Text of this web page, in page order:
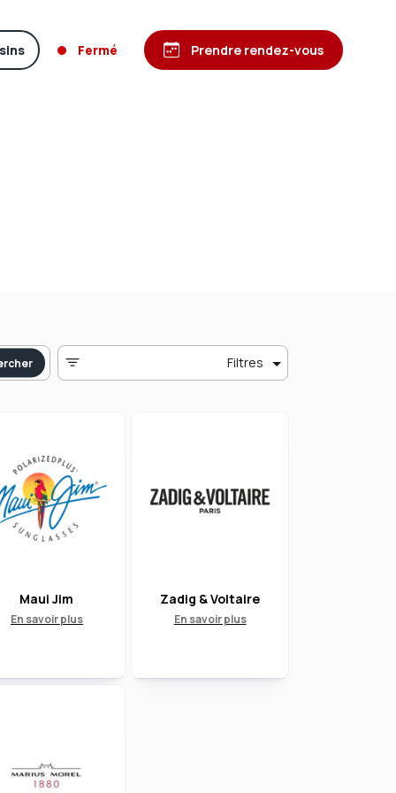
Fermé Prendre rendez-vous
Filtres
Maui Jim
En savoir plus
Zadig & Voltaire
En savoir plus